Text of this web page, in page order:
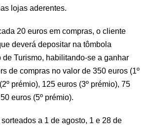
lojas aderentes.
20 euros em compras, o cliente
deverá depositar na tômbola
Turismo, habilitando-se a ganhar
de compras no valor de 350 euros (1º
prémio), 125 euros (3º prémio), 75
euros (5º prémio).
a 1 de agosto, 1 e 28 de